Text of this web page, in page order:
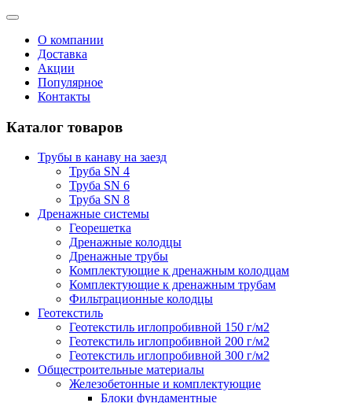
О компании
Доставка
Акции
Популярное
Контакты
Каталог товаров
Трубы в канаву на заезд
Труба SN 4
Труба SN 6
Труба SN 8
Дренажные системы
Георешетка
Дренажные колодцы
Дренажные трубы
Комплектующие к дренажным колодцам
Комплектующие к дренажным трубам
Фильтрационные колодцы
Геотекстиль
Геотекстиль иглопробивной 150 г/м2
Геотекстиль иглопробивной 200 г/м2
Геотекстиль иглопробивной 300 г/м2
Общестроительные материалы
Железобетонные и комплектующие
Блоки фундаментные